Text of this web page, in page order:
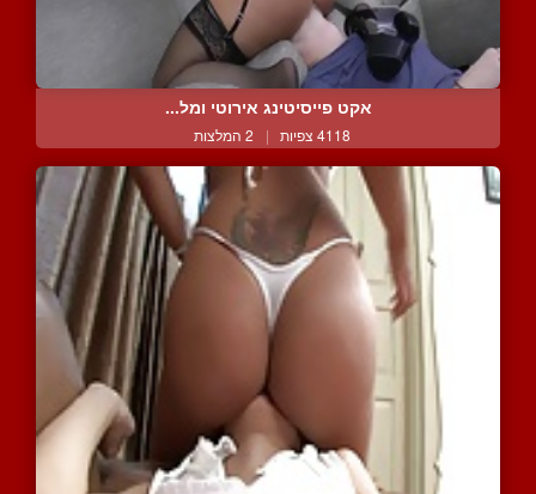
אקט פייסיטינג אירוטי ומל...
4118 צפיות | 2 המלצות